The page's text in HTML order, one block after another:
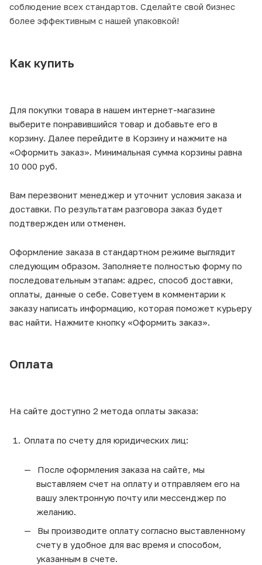
соблюдение всех стандартов. Сделайте свой бизнес
более эффективным с нашей упаковкой!
Как купить
Для покупки товара в нашем интернет-магазине
выберите понравившийся товар и добавьте его в
корзину. Далее перейдите в Корзину и нажмите на
«Оформить заказ». Минимальная сумма корзины равна
10 000 руб.
Вам перезвонит менеджер и уточнит условия заказа и
доставки. По результатам разговора заказ будет
подтвержден или отменен.
Оформление заказа в стандартном режиме выглядит
следующим образом. Заполняете полностью форму по
последовательным этапам: адрес, способ доставки,
оплаты, данные о себе. Советуем в комментарии к
заказу написать информацию, которая поможет курьеру
вас найти. Нажмите кнопку «Оформить заказ».
Оплата
На сайте доступно 2 метода оплаты заказа:
Оплата по счету для юридических лиц:
После оформления заказа на сайте, мы
выставляем счет на оплату и отправляем его на
вашу электронную почту или мессенджер по
желанию.
Вы производите оплату согласно выставленному
счету в удобное для вас время и способом,
указанным в счете.